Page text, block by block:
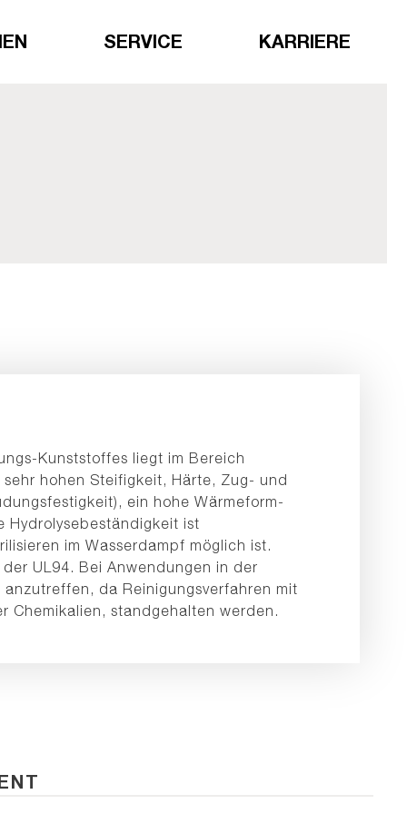
SERVICE KARRIERE
Kunststoffes liegt im Bereich
hohen Steifigkeit, Härte, Zug- und
ein hohe Wärmeform-
Hydrolysebeständigkeit ist
im Wasserdampf möglich ist.
UL94. Bei Anwendungen in der
da Reinigungsverfahren mit
Chemikalien, standgehalten werden.